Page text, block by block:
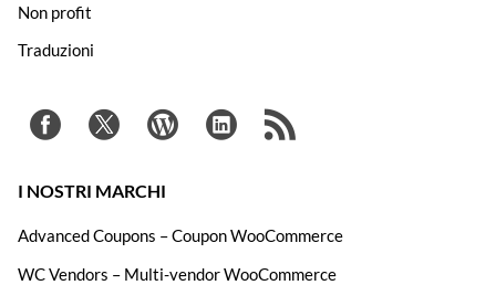
Non profit
Traduzioni
I NOSTRI MARCHI
Advanced Coupons – Coupon WooCommerce
WC Vendors – Multi-vendor WooCommerce